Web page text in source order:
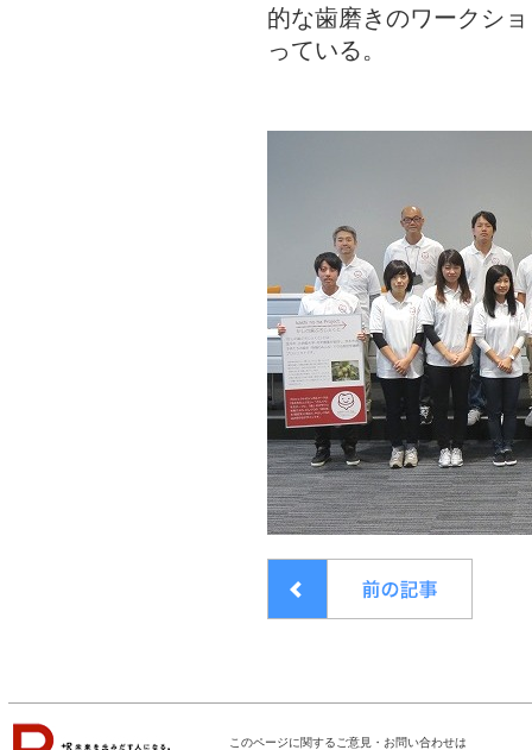
的な歯磨きのワークシ
っている。
このページに関するご意見・お問い合わせは